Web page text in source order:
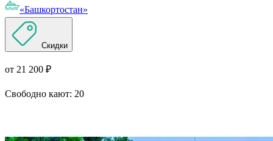
«Башкортостан»
Скидки
от 21 200 ₽
Свободно кают: 20